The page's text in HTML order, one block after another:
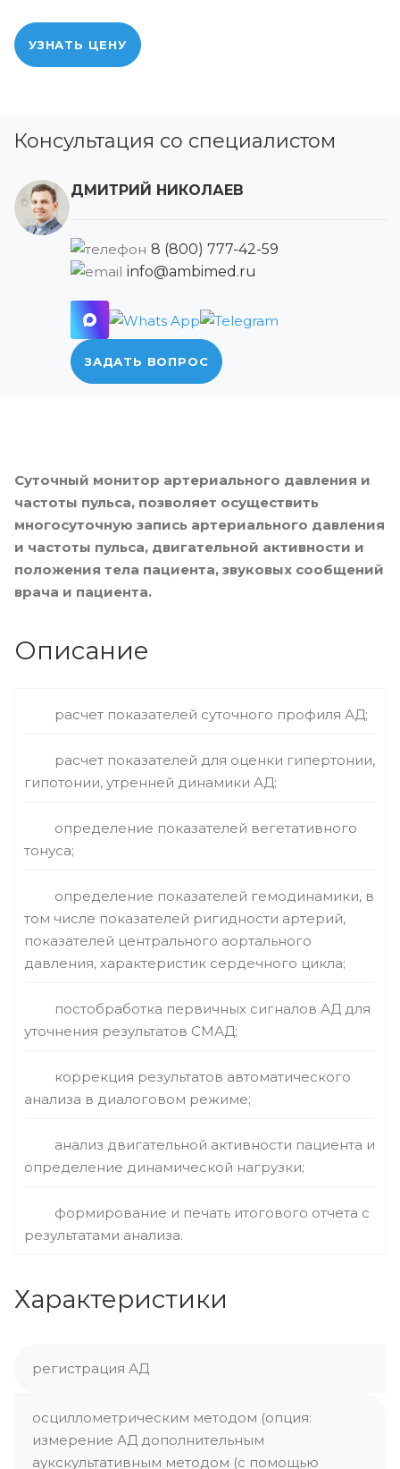
УЗНАТЬ ЦЕНУ
Консультация со специалистом
ДМИТРИЙ НИКОЛАЕВ
8 (800) 777-42-59
info@ambimed.ru
ЗАДАТЬ ВОПРОС
Суточный монитор артериального давления и
частоты пульса, позволяет осуществить
многосуточную запись артериального давления
и частоты пульса, двигательной активности и
положения тела пациента, звуковых сообщений
врача и пациента.
Описание
расчет показателей суточного профиля АД;
расчет показателей для оценки гипертонии,
гипотонии, утренней динамики АД;
определение показателей вегетативного
тонуса;
определение показателей гемодинамики, в
том числе показателей ригидности артерий,
показателей центрального аортального
давления, характеристик сердечного цикла;
постобработка первичных сигналов АД для
уточнения результатов СМАД;
коррекция результатов автоматического
анализа в диалоговом режиме;
анализ двигательной активности пациента и
определение динамической нагрузки;
формирование и печать итогового отчета с
результатами анализа.
Характеристики
регистрация АД
осциллометрическим методом (опция:
измерение АД дополнительным
аукскультативным методом (с помощью